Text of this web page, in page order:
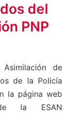
del
PNP
de
de la Policía
la página web
la ESAN